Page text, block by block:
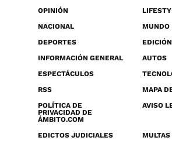
OPINIÓN
NACIONAL
MUNDO
DEPORTES
INFORMACIÓN GENERAL
AUTOS
ESPECTÁCULOS
RSS
MAPA
POLÍTICA DE
PRIVACIDAD DE
ÁMBITO.COM
AVISO
EDICTOS JUDICIALES MULTAS